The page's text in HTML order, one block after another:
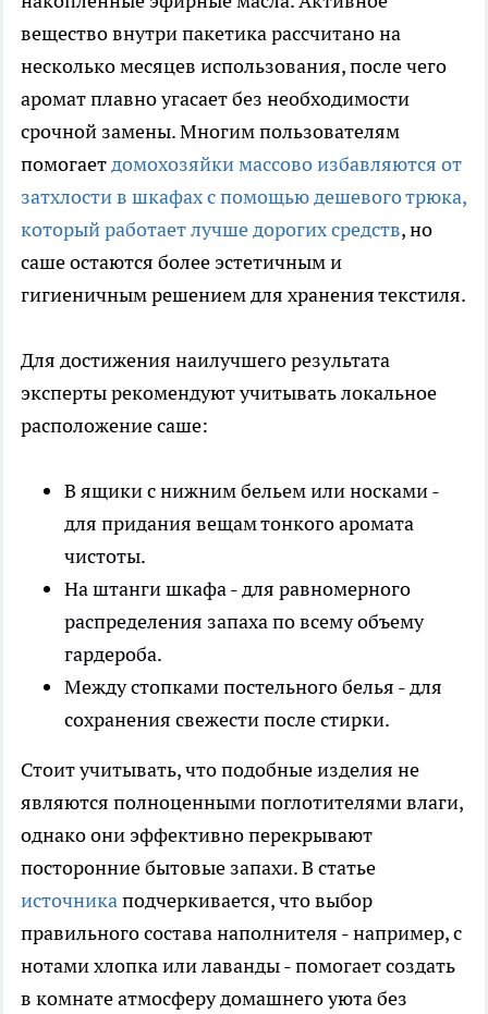
вещество внутри пакетика рассчитано на
несколько месяцев использования, после чего
аромат плавно угасает без необходимости
срочной замены. Многим пользователям
помогаетдомохозяйки массово избавляются от
затхлости в шкафах с помощью дешевого трюка,
который работает лучше дорогих средств, но
саше остаются более эстетичным и
гигиеничным решением для хранения текстиля.
Для достижения наилучшего результата
эксперты рекомендуют учитывать локальное
расположение саше:
В ящики с нижним бельем или носками -
для придания вещам тонкого аромата
чистоты.
На штанги шкафа - для равномерного
распределения запаха по всему объему
гардероба.
Между стопками постельного белья - для
сохранения свежести после стирки.
Стоит учитывать, что подобные изделия не
являются полноценными поглотителями влаги,
однако они эффективно перекрывают
посторонние бытовые запахи. В статье
источникаподчеркивается, что выбор
правильного состава наполнителя - например, с
нотами хлопка или лаванды - помогает создать
в комнате атмосферу домашнего уюта без